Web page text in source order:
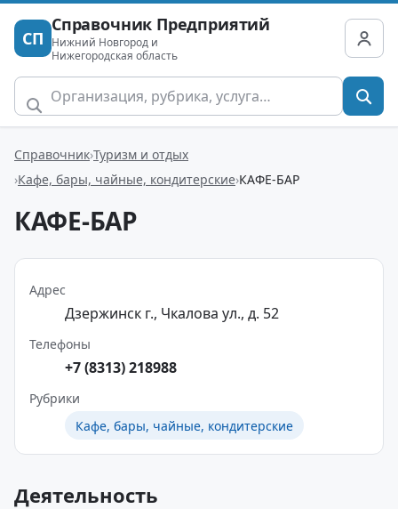
СП
Справочник Предприятий
Нижний Новгород и
Нижегородская область
Справочник Туризм и отдых
Кафе, бары, чайные, кондитерские КАФЕ-БАР
КАФЕ-БАР
Адрес
Дзержинск г., Чкалова ул., д. 52
Телефоны
+7 (8313) 218988
Рубрики
Кафе, бары, чайные, кондитерские
Деятельность